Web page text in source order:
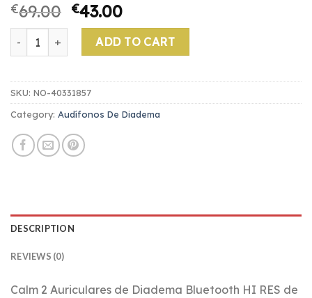
€69.00 €43.00
audífonos de diadema quantity
ADD TO CART
SKU: NO-40331857
Category: Audífonos De Diadema
DESCRIPTION
REVIEWS (0)
Calm 2 Auriculares de Diadema Bluetooth HI RES de